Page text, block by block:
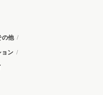
の他 /
ョン /